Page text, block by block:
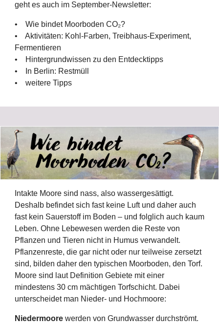
geht es auch im September-Newsletter:
• Wie bindet Moorboden CO₂?
• Aktivitäten: Kohl-Farben, Treibhaus-Experiment,
Fermentieren
• Hintergrundwissen zu den Entdecktipps
• In Berlin: Restmüll
• weitere Tipps
Intakte Moore sind nass, also wassergesättigt.
Deshalb befindet sich fast keine Luft und daher auch
fast kein Sauerstoff im Boden – und folglich auch kaum
Leben. Ohne Lebewesen werden die Reste von
Pflanzen und Tieren nicht in Humus verwandelt.
Pflanzenreste, die gar nicht oder nur teilweise zersetzt
sind, bilden daher den typischen Moorboden, den Torf.
Moore sind laut Definition Gebiete mit einer
mindestens 30 cm mächtigen Torfschicht. Dabei
unterscheidet man Nieder- und Hochmoore:
Niedermoore werden von Grundwasser durchströmt.